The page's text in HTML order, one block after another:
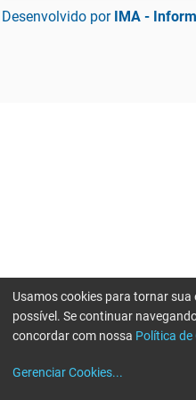
Desenvolvido por IMA -
Usamos cookies para tornar sua
possível. Se continuar
concordar com nossa Política de
Gerenciar Cookies...
Erro ao enviar informações,